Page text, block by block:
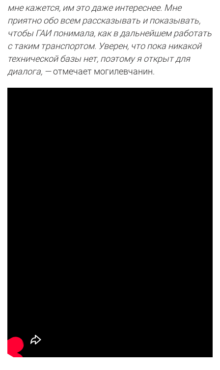
мне кажется, им это даже интереснее. Мне
приятно обо всем рассказывать и показывать,
чтобы ГАИ понимала, как в дальнейшем работать
с таким транспортом. Уверен, что пока никакой
технической базы нет, поэтому я открыт для
диалога, —отмечает могилевчанин.